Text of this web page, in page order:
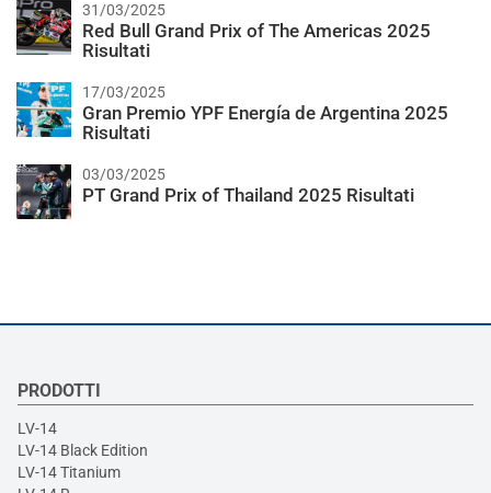
31/03/2025
Red Bull Grand Prix of The Americas 2025
Risultati
17/03/2025
Gran Premio YPF Energía de Argentina 2025
Risultati
03/03/2025
PT Grand Prix of Thailand 2025 Risultati
PRODOTTI
LV-14
LV-14 Black Edition
LV-14 Titanium